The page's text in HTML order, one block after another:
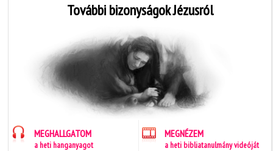
További bizonyságok Jézusról
MEGHALLGATOM
a heti hanganyagot
MEGNÉZEM
a heti bibliatanulmány videóját